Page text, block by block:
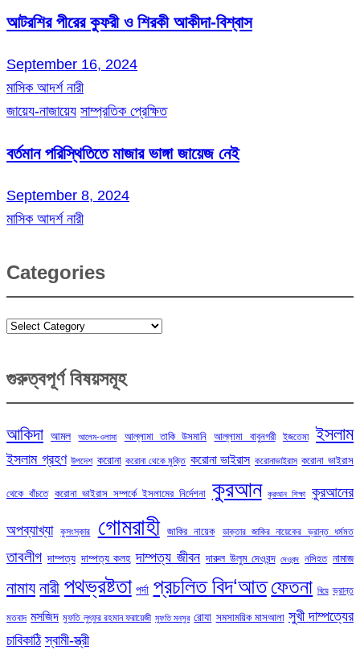
আটরশির পীরের কুফরী ও শিরকী আকীদা-বিশ্বাস
September 16, 2024
মাসিক আদর্শ নারী
জায়েয-নাজায়েয সাম্প্রতিক প্রেক্ষিত
বর্তমান পরিস্থিতিতে মাজার ভাঙ্গা জায়েজ নেই
September 8, 2024
মাসিক আদর্শ নারী
Categories
Categories
গুরুত্বপূর্ণ বিষয়সমূহ
আকিদা আমল আলেম-ওলামা আল্লামা তাকি উসমানি আল্লামা বাবুনগরী ইজতেমা ইসলাম
ইসলাম গ্রহণ উপদেশ করোনা করোনা থেকে মুক্তি করোনা ভাইরাস করোনাভাইরাস করোনা ভাইরাস
থেকে বাঁচতে করোনা ভাইরাস সম্পর্কে ইসলামের নির্দেশনা কুরআন কুরআন শিক্ষা কুরআনের
অপব্যাখ্যা কুসংস্কার গোমরাহী জাকির নায়েক ডাক্তার জাকির নায়েকের ভ্রান্ত ধর্মমত
তাবলীগ দাম্পত্য দাম্পত্য কলহ দাম্পত্য জীবন দারুল উলুম দেওবন্দ দেওবন্দ নসিহত নামাজ
নামায নারী পথভ্রষ্টতা পর্দা প্রচলিত বিদ‘আত ফেতনা বিয়ে ভ্রান্ত
মতবাদ মসজিদ মুফতি লুৎফুর রহমান ফরায়েজী মুফতি মনসুর রোযা সমসাময়িক মাসআলা সুখী দাম্পত্যের
চাবিকাঠি স্বামী-স্ত্রী